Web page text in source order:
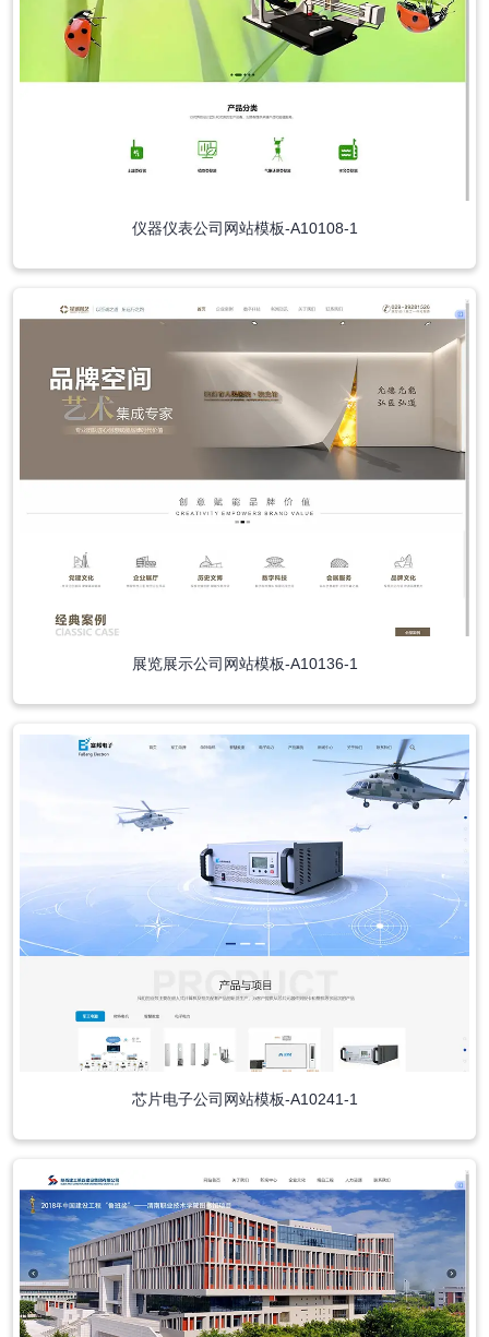
仪器仪表公司网站模板-A10108-1
展览展示公司网站模板-A10136-1
芯片电子公司网站模板-A10241-1